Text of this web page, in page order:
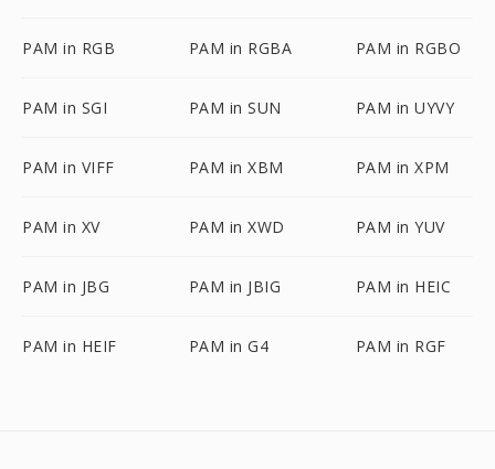
PAM in RGB PAM in RGBA PAM in RGBO
PAM in SGI PAM in SUN PAM in UYVY
PAM in VIFF PAM in XBM PAM in XPM
PAM in XV PAM in XWD PAM in YUV
PAM in JBG PAM in JBIG PAM in HEIC
PAM in HEIF PAM in G4 PAM in RGF